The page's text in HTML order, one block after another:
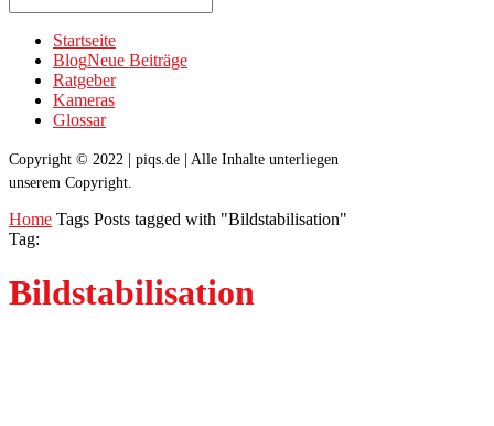
Startseite
BlogNeue Beiträge
Ratgeber
Kameras
Glossar
Copyright © 2022 | piqs.de | Alle Inhalte unterliegen
unserem Copyright.
Home Tags Posts tagged with "Bildstabilisation"
Tag:
Bildstabilisation